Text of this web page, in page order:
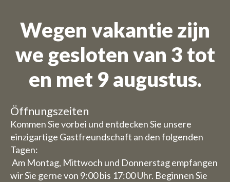
Wegen vakantie zijn
we gesloten van 3 tot
en met 9 augustus.
Öffnungszeiten
Kommen Sie vorbei und entdecken Sie unsere
einzigartige Gastfreundschaft an den folgenden
Tagen:
Am Montag, Mittwoch und Donnerstag empfangen
wir Sie gerne von 9:00 bis 17:00 Uhr. Beginnen Sie